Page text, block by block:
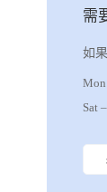
需
如
Sat